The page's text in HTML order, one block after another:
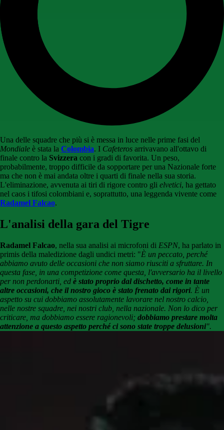
Una delle squadre che più si è messa in luce nelle prime fasi del
Mondiale è stata la Colombia. I Cafeteros arrivavano all'ottavo di
finale contro la Svizzera con i gradi di favorita. Un peso,
probabilmente, troppo difficile da sopportare per una Nazionale forte
ma che non è mai andata oltre i quarti di finale nella sua storia.
L'eliminazione, avvenuta ai tiri di rigore contro gli elvetici, ha gettato
nel caos i tifosi colombiani e, soprattutto, una leggenda vivente come
Radamel Falcao.
L'analisi della gara del Tigre
Radamel Falcao, nella sua analisi ai microfoni di ESPN, ha parlato in
primis della maledizione dagli undici metri: "È un peccato, perché
abbiamo avuto delle occasioni che non siamo riusciti a sfruttare. In
questa fase, in una competizione come questa, l'avversario ha il livello
per non perdonarti, ed è stato proprio dal dischetto, come in tante
altre occasioni, che il nostro gioco è stato frenato dai rigori. È un
aspetto su cui dobbiamo assolutamente lavorare nel nostro calcio,
nelle nostre squadre, nei nostri club, nella nazionale. Non lo dico per
criticare, ma dobbiamo essere ragionevoli; dobbiamo prestare molta
attenzione a questo aspetto perché ci sono state troppe delusioni".